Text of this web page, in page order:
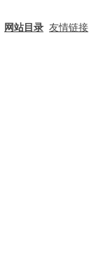
网站目录 友情链接